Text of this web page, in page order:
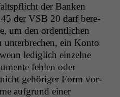
der Banken
der VSB 20 darf bere­
um den ordentlichen
unter­brechen, ein Kon­to
lediglich einzelne
fehlen oder
gehöriger Form vor­
auf­grund ein­er